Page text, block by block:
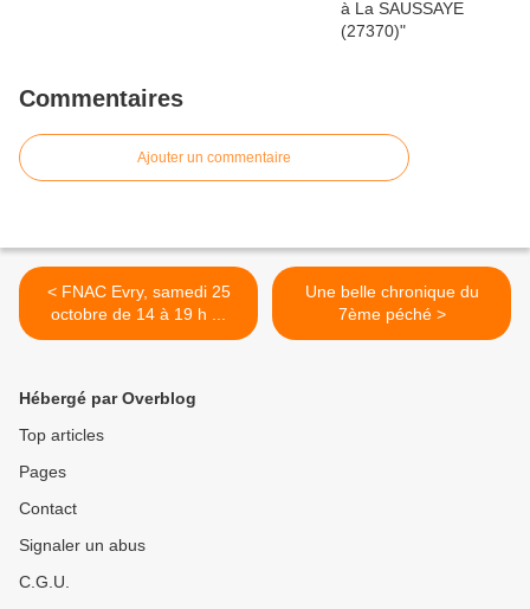
Commentaires
Ajouter un commentaire
< FNAC Evry, samedi 25
octobre de 14 à 19 h ...
Une belle chronique du
7ème péché >
Hébergé par Overblog
Top articles
Pages
Contact
Signaler un abus
C.G.U.